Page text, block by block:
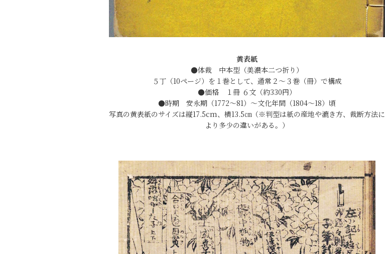
黄表紙
●体裁 中本型（美濃本二つ折り）
５丁（10ページ）を１巻として、通常２〜３巻（冊）で構成
●価格 １冊 ６文（約330円）
●時期 安永期（1772〜81）〜文化年間（1804〜18）頃
写真の黄表紙のサイズは縦17.5cm、横13.5㎝（※判型は紙の産地や漉き方、裁断方法に
より多少の違いがある。）